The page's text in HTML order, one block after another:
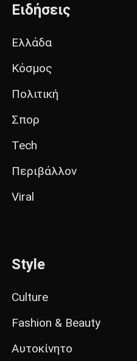
Ειδήσεις
Ελλάδα
Κόσμος
Πολιτική
Σπορ
Tech
Περιβάλλον
Viral
Style
Culture
Fashion & Beauty
Αυτοκίνητο